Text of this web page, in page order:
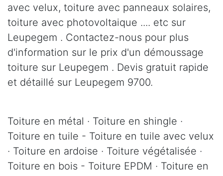
avec velux, toiture avec panneaux solaires,
toiture avec photovoltaique .... etc sur
Leupegem . Contactez-nous pour plus
d'information sur le prix d'un démoussage
toiture sur Leupegem . Devis gratuit rapide
et détaillé sur Leupegem 9700.
Toiture en métal · Toiture en shingle ·
Toiture en tuile - Toiture en tuile avec velux
· Toiture en ardoise · Toiture végétalisée ·
Toiture en bois - Toiture EPDM · Toiture en